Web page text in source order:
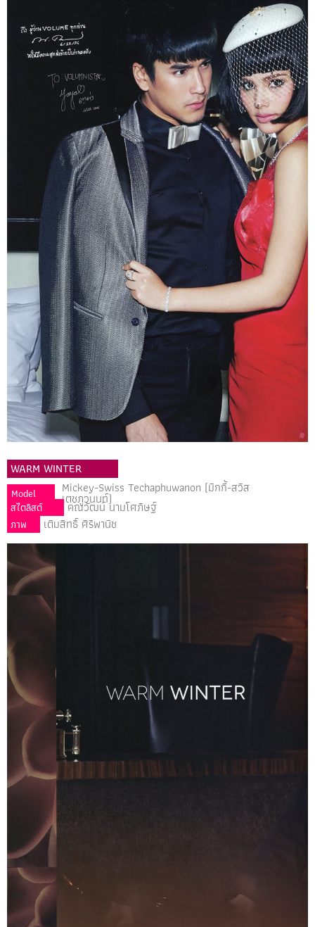
WARM WINTER
Model Mickey-Swiss Techaphuwanon (มิกกี้-สวิส
เตชภูวนนท์)
สไตลิสต์ คณวัฒน์ นามโศภิษฐ์
ภาพ เติมสิทธิ์ ศิริพานิช